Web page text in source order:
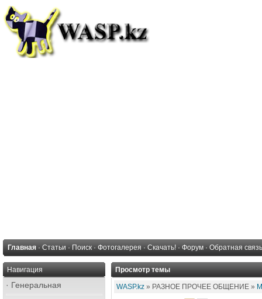
Главная · Статьи · Поиск · Фотогалерея · Скачать! · Форум · Обратная связь
Навигация
· Генеральная
Просмотр темы
WASP.kz » РАЗНОЕ ПРОЧЕЕ ОБЩЕНИЕ »